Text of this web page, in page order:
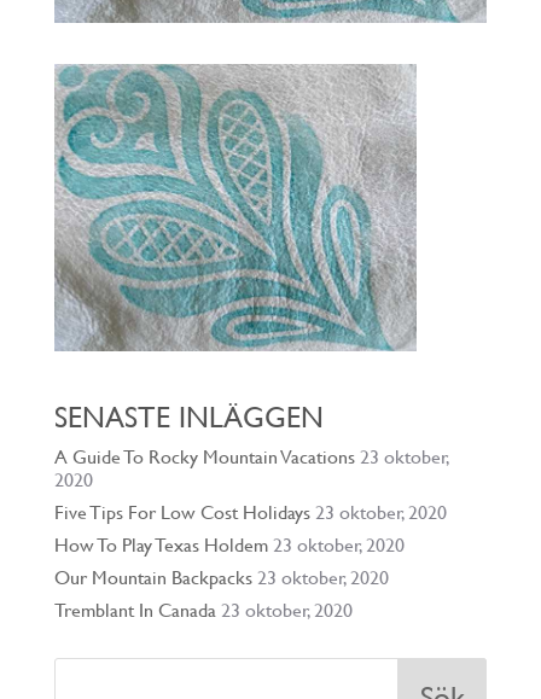
SENASTE INLÄGGEN
A Guide To Rocky Mountain Vacations 23 oktober,
2020
Five Tips For Low Cost Holidays 23 oktober, 2020
How To Play Texas Holdem 23 oktober, 2020
Our Mountain Backpacks 23 oktober, 2020
Tremblant In Canada 23 oktober, 2020